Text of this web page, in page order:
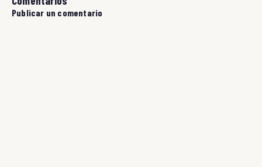
Publicar un comentario